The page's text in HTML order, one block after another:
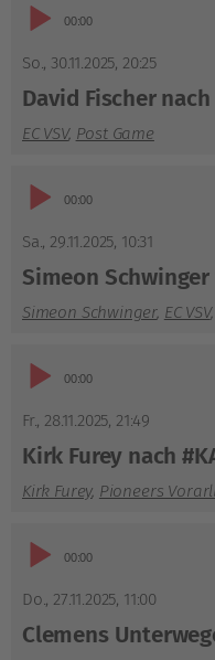
Audio-01:46
So., 30.11.2025, 20:25
David Fischer nach
EC VSV, Post Game
Audio-02:49
Sa., 29.11.2025, 10:31
Simeon Schwinger
Simeon Schwinger, EC VSV,
Audio-01:21
Fr., 28.11.2025, 21:49
Kirk Furey nach
Kirk Furey, Pioneers
Audio-03:00
Do., 27.11.2025, 11:00
Clemens